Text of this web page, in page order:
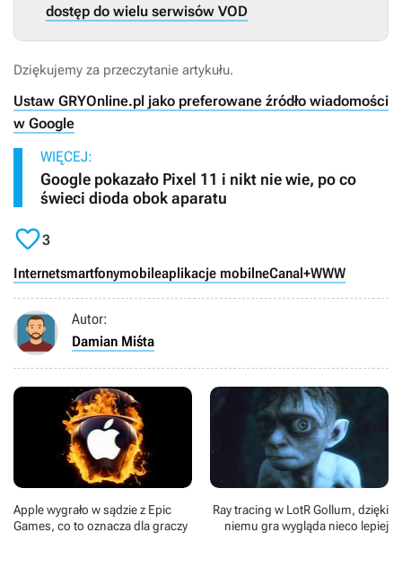
dostęp do wielu serwisów VOD
Dziękujemy za przeczytanie artykułu.
Ustaw GRYOnline.pl jako preferowane źródło wiadomości
w Google
WIĘCEJ:
Google pokazało Pixel 11 i nikt nie wie, po co
świeci dioda obok aparatu
3
Internetsmartfonymobileaplikacje mobilneCanal+WWW
Autor:
Damian Miśta
Apple wygrało w sądzie z Epic
Games, co to oznacza dla graczy
Ray tracing w LotR Gollum, dzięki
niemu gra wygląda nieco lepiej